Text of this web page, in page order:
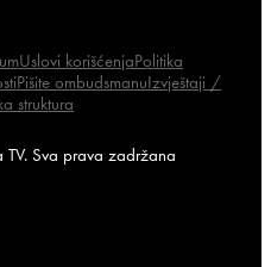
Uslovi korišćenjaPolitika
Pišite ombudsmanuIzvještaji /
struktura
Sva prava zadržana